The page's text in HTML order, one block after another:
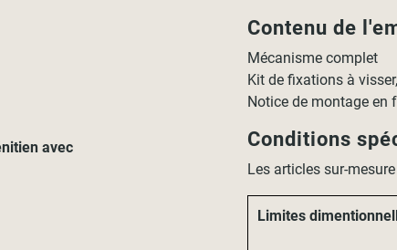
avec
Contenu de
Mécanisme complet
Kit de fixations à
Notice de montage en
Conditions
Les articles sur-
Limites